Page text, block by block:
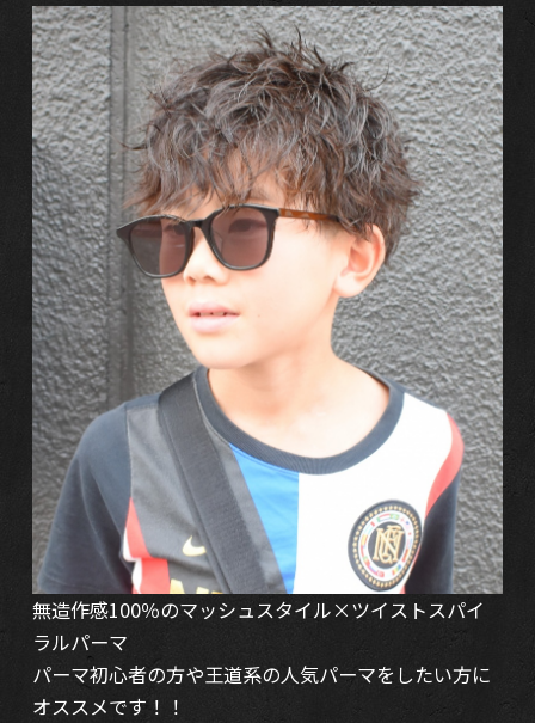
無造作感100％のマッシュスタイル×ツイストスパイ
ラルパーマ
パーマ初心者の方や王道系の人気パーマをしたい方に
オススメです！！